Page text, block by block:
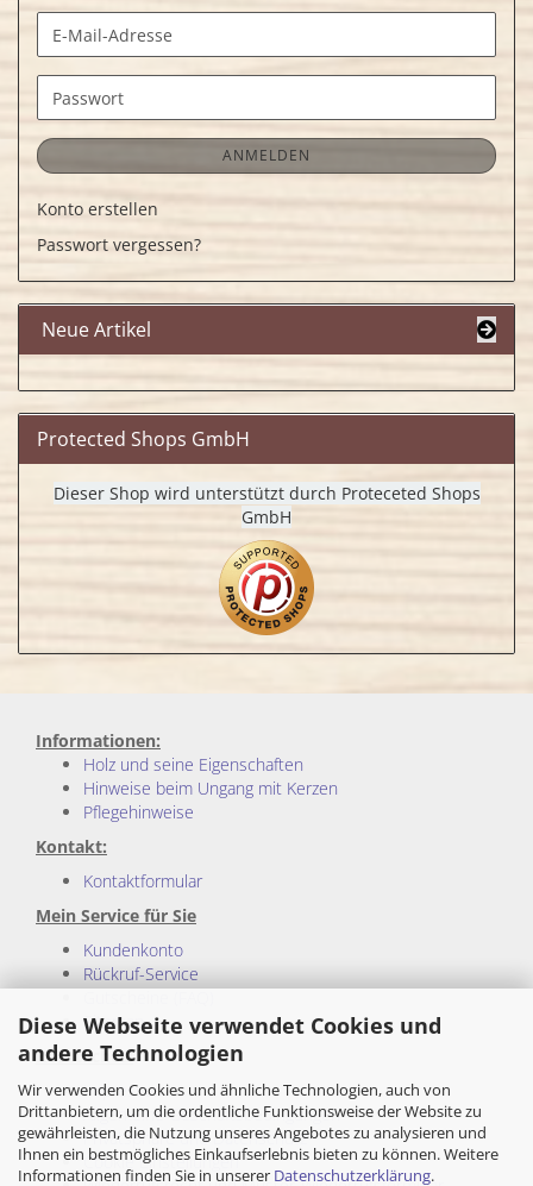
Diese Webseite verwendet Cookies und
andere Technologien
Wir verwenden Cookies und ähnliche Technologien, auch von
Drittanbietern, um die ordentliche Funktionsweise der Website zu
gewährleisten, die Nutzung unseres Angebotes zu analysieren und
Ihnen ein bestmögliches Einkaufserlebnis bieten zu können. Weitere
Informationen finden Sie in unserer Datenschutzerklärung.
E-
Mail-
Adresse
Passwort
ANMELDEN
Konto erstellen
Passwort vergessen?
Neue Artikel
Protected Shops GmbH
Dieser Shop wird unterstützt durch Proteceted Shops
GmbH
Informationen:
Holz und seine Eigenschaften
Hinweise beim Ungang mit Kerzen
Pflegehinweise
Kontakt:
Kontaktformular
Mein Service für Sie
Kundenkonto
Rückruf-Service
Sitemap
Rechtliches:
Impressum
Allgemeine Geschäftsbedingungen
Privatsphäre und Datenschutz
Cookie Einstellungen